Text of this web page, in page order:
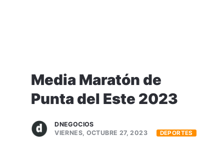
Media Maratón de
Punta del Este 2023
DNEGOCIOS
VIERNES, OCTUBRE 27, 2023
DEPORTES